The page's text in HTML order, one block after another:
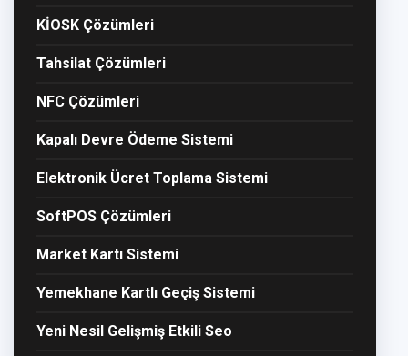
KİOSK Çözümleri
Tahsilat Çözümleri
NFC Çözümleri
Kapalı Devre Ödeme Sistemi
Elektronik Ücret Toplama Sistemi
SoftPOS Çözümleri
Market Kartı Sistemi
Yemekhane Kartlı Geçiş Sistemi
Yeni Nesil Gelişmiş Etkili Seo